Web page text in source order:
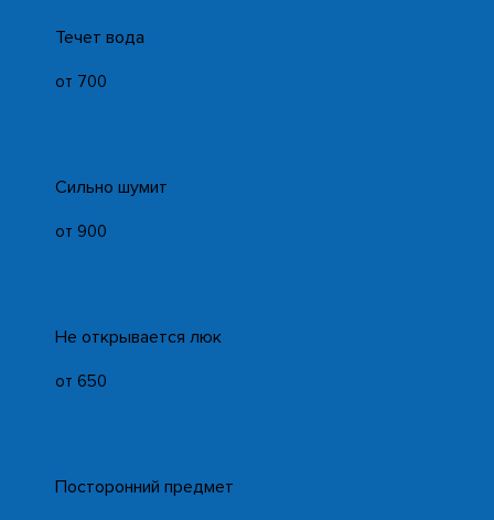
Течет вода
от 700
Сильно шумит
от 900
Не открывается люк
от 650
Посторонний предмет